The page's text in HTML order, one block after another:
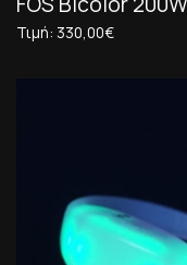
Τιμή: 330,00€